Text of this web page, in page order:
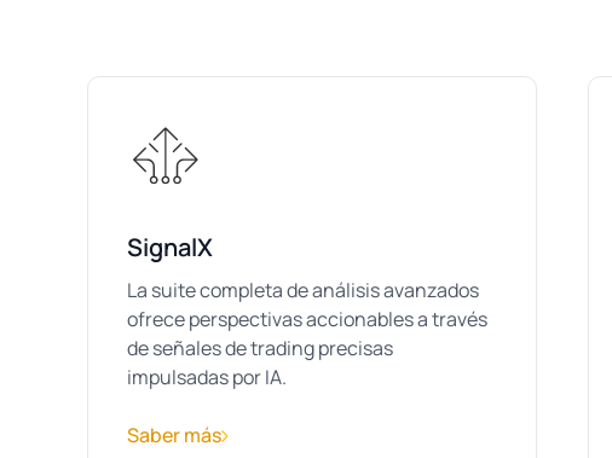
SignalX
La suite completa de análisis avanzados
ofrece perspectivas accionables a través
de señales de trading precisas
impulsadas por IA.
Saber más